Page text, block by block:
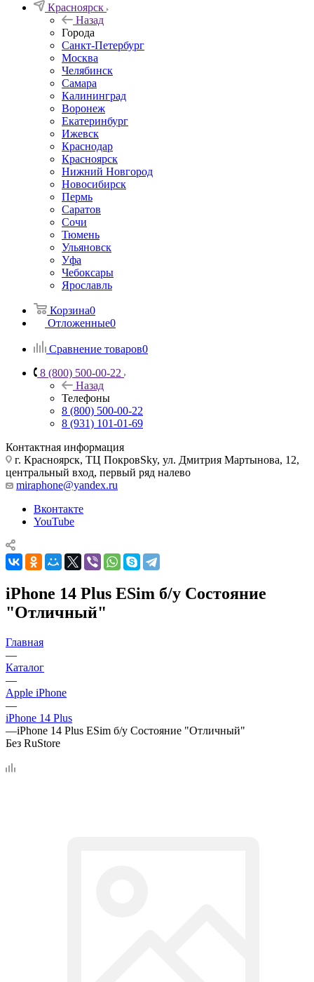
Красноярск
Назад
Города
Санкт-Петербург
Москва
Челябинск
Самара
Калининград
Воронеж
Екатеринбург
Ижевск
Краснодар
Красноярск
Нижний Новгород
Новосибирск
Пермь
Саратов
Сочи
Тюмень
Ульяновск
Уфа
Чебоксары
Ярославль
Корзина0
Отложенные0
Сравнение товаров0
8 (800) 500-00-22
Назад
Телефоны
8 (800) 500-00-22
8 (931) 101-01-69
Контактная информация
г. Красноярск, ТЦ ПокровSky, ул. Дмитрия Мартынова, 12,
центральный вход, первый ряд налево
miraphone@yandex.ru
Вконтакте
YouTube
iPhone 14 Plus ESim б/у Состояние
"Отличный"
Главная
—
Каталог
—
Apple iPhone
—
iPhone 14 Plus
—iPhone 14 Plus ESim б/у Состояние "Отличный"
Без RuStore